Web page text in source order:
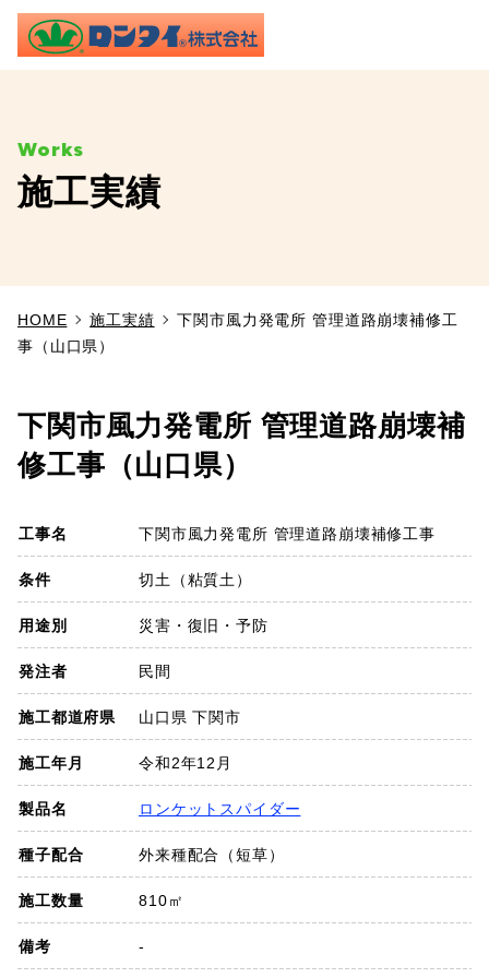
TOP
施工実績
よくあるご質問
会社概要
お知らせ
採用情報
プライバシーポリシー
お問い合わせ
施工実績
HOME 施工実績
下関市風力発電所 管理道路崩壊補修工
事（山口県）
下関市風力発電所 管理道路崩壊補
修工事（山口県）
工事名 下関市風力発電所 管理道路崩壊補修工事
条件 切土（粘質土）
用途別 災害・復旧・予防
発注者 民間
施工都道府県 山口県 下関市
施工年月 令和2年12月
製品名 ロンケットスパイダー
種子配合 外来種配合（短草）
施工数量 810㎡
備考 -